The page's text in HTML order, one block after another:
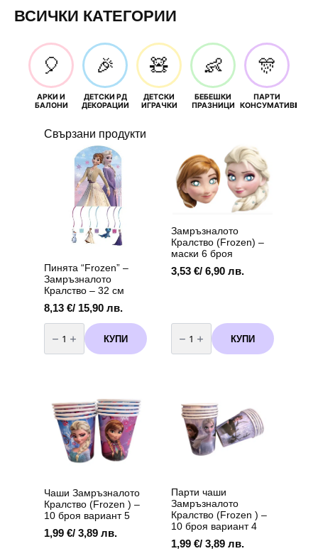
ВСИЧКИ КАТЕГОРИИ
🎈
АРКИ И
БАЛОНИ
🎉
ДЕТСКИ РД
ДЕКОРАЦИИ
🧸
ДЕТСКИ
ИГРАЧКИ
👶
БЕБЕШКИ
ПРАЗНИЦИ
🎊
ПАРТИ
КОНСУМАТИВИ
Свързани продукти
Пинята “Frozen” –
Замръзналото
Кралство – 32 см
8,13 €/ 15,90 лв.
количество
за
Пинята
“Frozen”
32
см
КУПИ
Замръзналото
Кралство (Frozen) –
маски 6 броя
3,53 €/ 6,90 лв.
количество
за
Замръзналото
Кралство
броя
КУПИ
Чаши Замръзналото
Кралство (Frozen ) –
10 броя вариант 5
1,99 €/ 3,89 лв.
Парти чаши
Замръзналото
Кралство (Frozen ) –
10 броя вариант 4
1,99 €/ 3,89 лв.